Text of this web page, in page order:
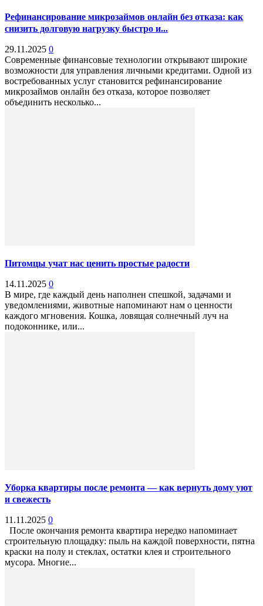
Рефинансирование микрозаймов онлайн без отказа: как
снизить долговую нагрузку быстро и...
29.11.2025 0
Современные финансовые технологии открывают широкие
возможности для управления личными кредитами. Одной из
востребованных услуг становится рефинансирование
микрозаймов онлайн без отказа, которое позволяет
объединить несколько...
Питомцы учат нас ценить простые радости
14.11.2025 0
В мире, где каждый день наполнен спешкой, задачами и
уведомлениями, животные напоминают нам о ценности
каждого мгновения. Кошка, ловящая солнечный луч на
подоконнике, или...
Уборка квартиры после ремонта — как вернуть дому уют
и свежесть
11.11.2025 0
После окончания ремонта квартира нередко напоминает
строительную площадку: пыль на каждой поверхности, пятна
краски на полу и стеклах, остатки клея и строительного
мусора. Многие...